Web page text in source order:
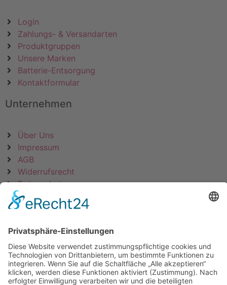
Login
Zahlungs- & Versandarten
Produktgruppen
Unsere Marken
Batterie-Entsorgung
Kontaktformular
Unternehmen
Über Uns
Impressum
AGB
Widerrufsrecht
Datenschutz